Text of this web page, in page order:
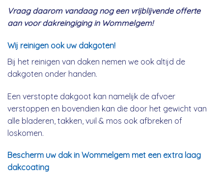
Vraag daarom vandaag nog een vrijblijvende offerte
aan voor dakreingiging in Wommelgem!
Wij reinigen ook uw dakgoten!
Bij het reinigen van daken nemen we ook altijd de
dakgoten onder handen.
Een verstopte dakgoot kan namelijk de afvoer
verstoppen en bovendien kan die door het gewicht van
alle bladeren, takken, vuil & mos ook afbreken of
loskomen.
Bescherm uw dak in Wommelgem met een extra laag
dakcoating